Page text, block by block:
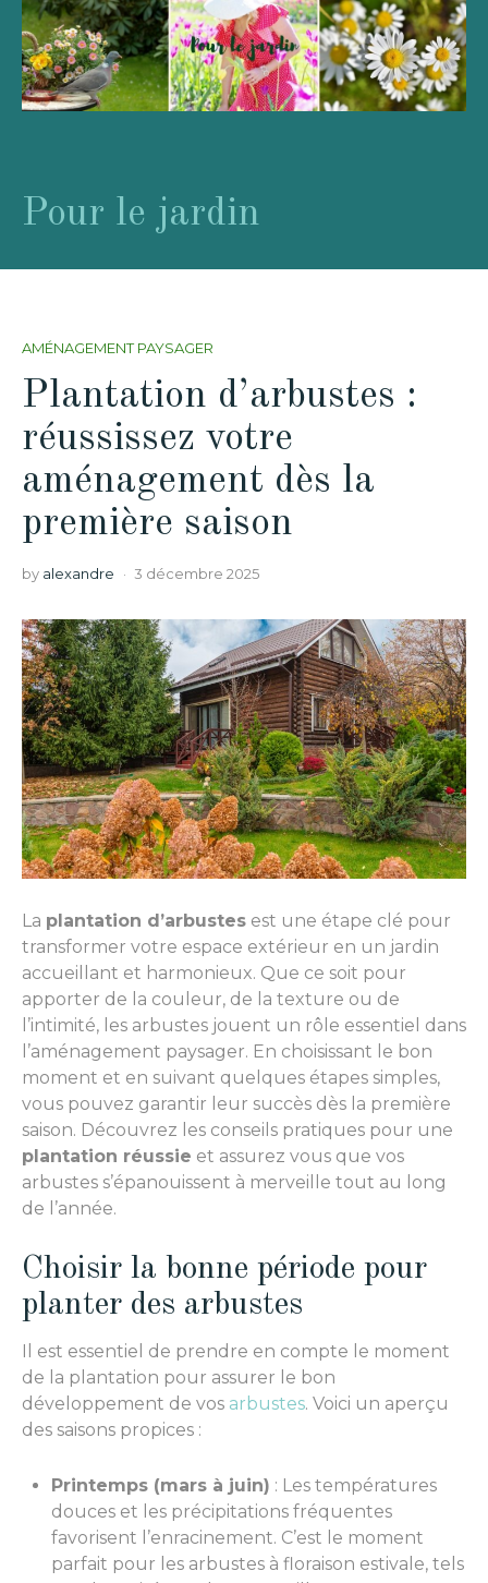
Pour le jardin
AMÉNAGEMENT PAYSAGER
Plantation d’arbustes :
réussissez votre
aménagement dès la
première saison
by alexandre 3 décembre 2025
La plantation d’arbustes est une étape clé pour
transformer votre espace extérieur en un jardin
accueillant et harmonieux. Que ce soit pour
apporter de la couleur, de la texture ou de
l’intimité, les arbustes jouent un rôle essentiel dans
l’aménagement paysager. En choisissant le bon
moment et en suivant quelques étapes simples,
vous pouvez garantir leur succès dès la première
saison. Découvrez les conseils pratiques pour une
plantation réussie et assurez vous que vos
arbustes s’épanouissent à merveille tout au long
de l’année.
Choisir la bonne période pour
planter des arbustes
Il est essentiel de prendre en compte le moment
de la plantation pour assurer le bon
développement de vos arbustes. Voici un aperçu
des saisons propices :
Printemps (mars à juin) : Les températures
douces et les précipitations fréquentes
favorisent l’enracinement. C’est le moment
parfait pour les arbustes à floraison estivale, tels